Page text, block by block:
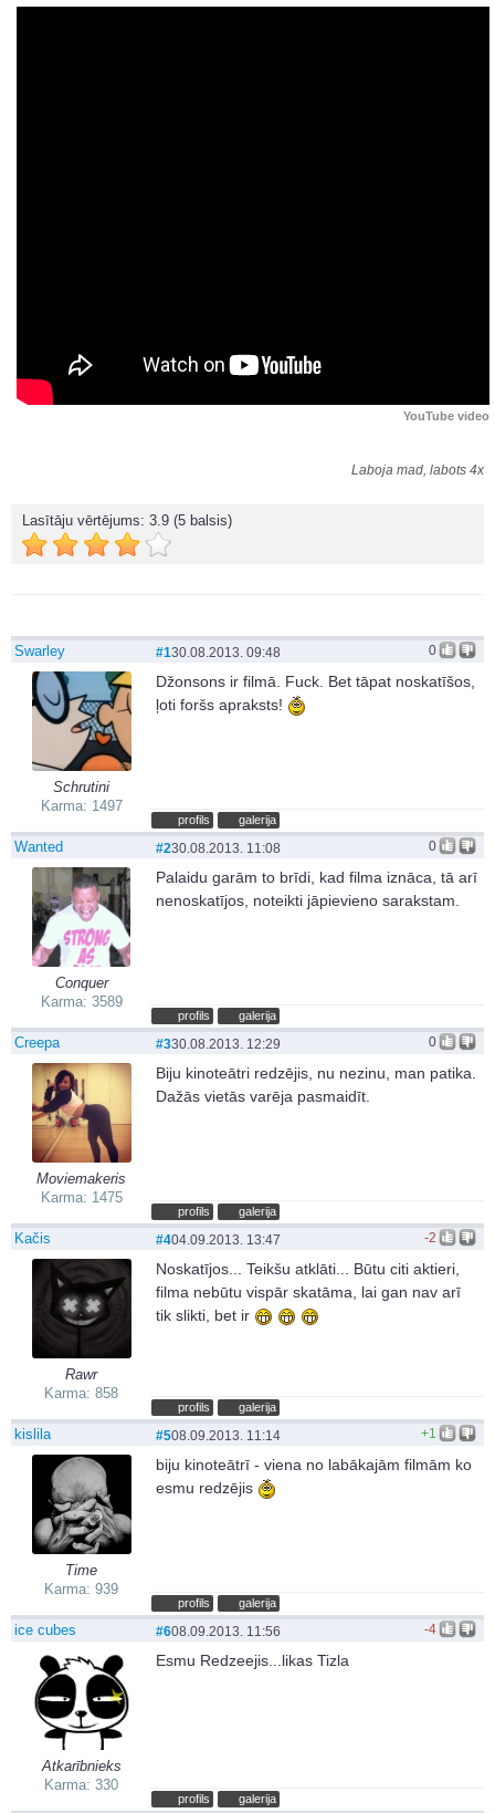
YouTube video
Laboja mad, labots 4x
Lasītāju vērtējums: 3.9 (5 balsis)
Swarley
Schrutini
Karma: 1497
0
#130.08.2013. 09:48
Džonsons ir filmā. Fuck. Bet tāpat noskatīšos,
ļoti foršs apraksts!
profils galerija
Wanted
Conquer
Karma: 3589
0
#230.08.2013. 11:08
Palaidu garām to brīdi, kad filma iznāca, tā arī
nenoskatījos, noteikti jāpievieno sarakstam.
profils galerija
Creepa
Moviemakeris
Karma: 1475
0
#330.08.2013. 12:29
Biju kinoteātri redzējis, nu nezinu, man patika.
Dažās vietās varēja pasmaidīt.
profils galerija
Kačis
Rawr
Karma: 858
-2
#404.09.2013. 13:47
Noskatījos... Teikšu atklāti... Būtu citi aktieri,
filma nebūtu vispār skatāma, lai gan nav arī
tik slikti, bet ir
profils galerija
kislila
Time
Karma: 939
+1
#508.09.2013. 11:14
biju kinoteātrī - viena no labākajām filmām ko
esmu redzējis
profils galerija
ice cubes
Atkarībnieks
Karma: 330
-4
#608.09.2013. 11:56
Esmu Redzeejis...likas Tizla
profils galerija